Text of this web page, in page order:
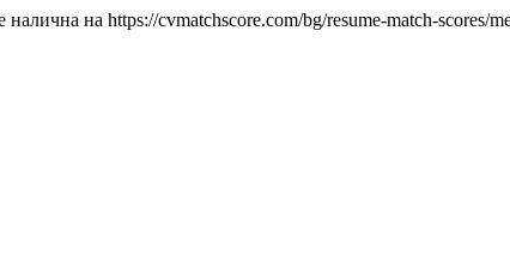
на https://cvmatchscore.com/bg/resume-match-scores/